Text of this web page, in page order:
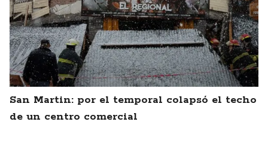
San Martin: por el temporal colapsó el techo
de un centro comercial